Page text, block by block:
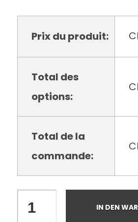
Prix du produit:
Total des
options:
Total de la
commande:
IN DEN